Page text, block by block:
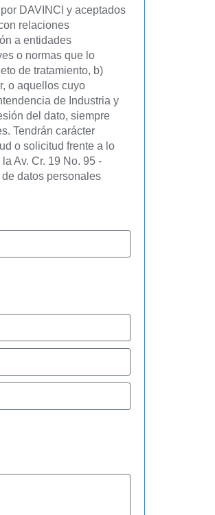
DAVINCI y aceptados
relaciones
a entidades
o normas que lo
de tratamiento, b)
o aquellos cuyo
de Industria y
del dato, siempre
Tendrán carácter
o solicitud frente a lo
Av. Cr. 19 No. 95 -
datos personales